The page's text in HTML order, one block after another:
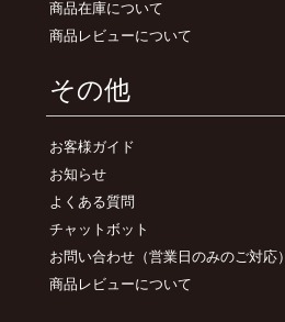
商品在庫について
商品レビューについて
その他
お客様ガイド
お知らせ
よくある質問
チャットボット
お問い合わせ （営業日のみのご対応）
商品レビューについて